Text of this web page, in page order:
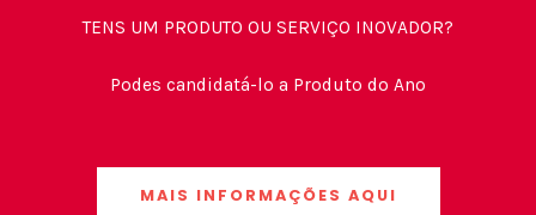
TENS UM PRODUTO OU SERVIÇO INOVADOR?
Podes candidatá-lo a Produto do Ano
MAIS INFORMAÇÕES AQUI